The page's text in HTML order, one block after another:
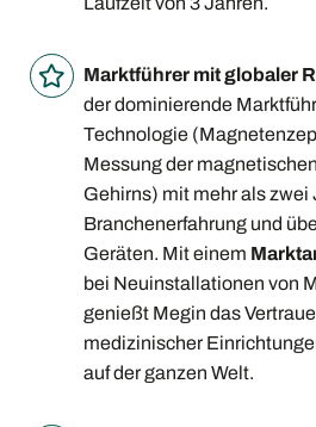
Marktführer mit globaler
der dominierende
Technologie
Messung der
Gehirns) mit mehr als zwei
Branchenerfahrung und
Geräten. Mit einem
bei Neuinstallationen von
genießt Megin das
medizinischer
auf der ganzen Welt.